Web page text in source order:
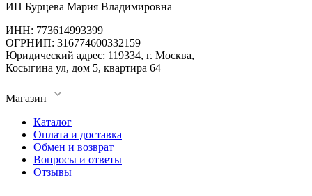
ИП Бурцева Мария Владимировна
ИНН: 773614993399
ОГРНИП: 316774600332159
Юридический адрес: 119334, г. Москва,
Косыгина ул, дом 5, квартира 64
Магазин
Каталог
Оплата и доставка
Обмен и возврат
Вопросы и ответы
Отзывы